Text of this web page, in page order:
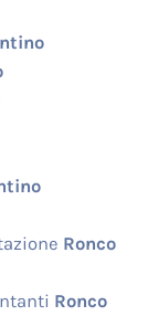
Ronco
Ronco